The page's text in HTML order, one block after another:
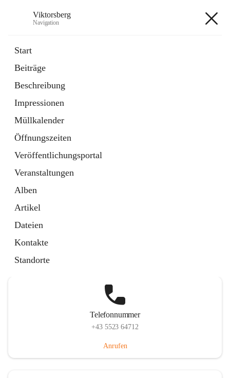
Viktorsberg
Navigation
Start
Beiträge
Beschreibung
Impressionen
Müllkalender
Öffnungszeiten
Veröffentlichungsportal
Veranstaltungen
Alben
Artikel
Dateien
Kontakte
Standorte
1 Schnellzugriff
Bürgerservice
10 Schnellzugriffe
Telefonnummer
+43 5523 64712
Anrufen